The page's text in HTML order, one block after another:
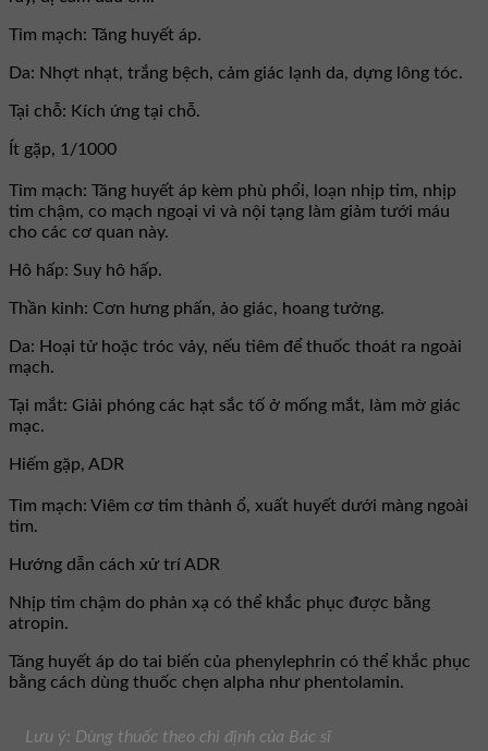
Tim mạch: Tăng huyết áp.
Da: Nhợt nhạt, trắng bệch, cảm giác lạnh da, dựng lông tóc.
Tại chỗ: Kích ứng tại chỗ.
Ít gặp, 1/1000
Tim mạch: Tăng huyết áp kèm phù phổi, loạn nhịp tim, nhịp
tim chậm, co mạch ngoại vi và nội tạng làm giảm tưới máu
cho các cơ quan này.
Hô hấp: Suy hô hấp.
Thần kinh: Cơn hưng phấn, ảo giác, hoang tưởng.
Da: Hoại tử hoặc tróc vảy, nếu tiêm để thuốc thoát ra ngoài
mạch.
Tại mắt: Giải phóng các hạt sắc tố ở mống mắt, làm mờ giác
mạc.
Hiếm gặp, ADR
Tim mạch: Viêm cơ tim thành ổ, xuất huyết dưới màng ngoài
tim.
Hướng dẫn cách xử trí ADR
Nhịp tim chậm do phản xạ có thể khắc phục được bằng
atropin.
Tăng huyết áp do tai biến của phenylephrin có thể khắc phục
bằng cách dùng thuốc chẹn alpha như phentolamin.
Lưu ý: Dùng thuốc theo chỉ định của Bác sĩ